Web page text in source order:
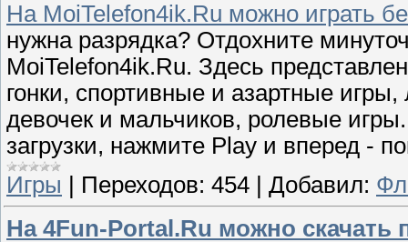
На MoiTelefon4ik.Ru можно играть
нужна разрядка? Отдохните
MoiTelefon4ik.Ru. Здесь
гонки, спортивные и азартные
девочек и мальчиков, ролевые
загрузки, нажмите Play и вперед -
Игры
Переходов: 454 Добавил:
На 4Fun-Portal.Ru можно скачать